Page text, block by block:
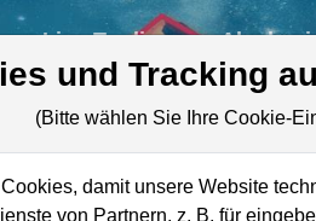
Live-Trading
Marktkapitalisierung 88,66
und Tracking
(Bitte wählen Sie Ihre Cookie-
damit unsere Website
von Partnern, z. B. für